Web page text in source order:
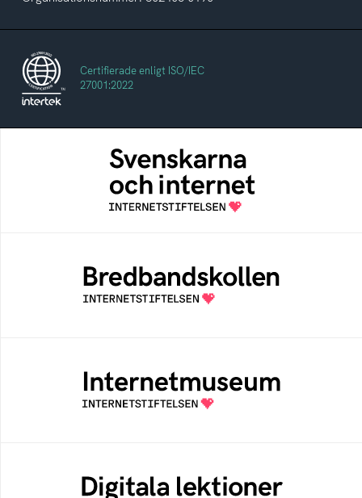
Certifierade enligt ISO/IEC
27001:2022
Svenskarna och internet
En årlig studie av svenska folkets
internetvanor
Bredbandskollen är ett oberoende
konsumentverktyg som drivs av
Internetstiftelsen
Ett digitalt museum som byggts, och kureras
av Internetstiftelsen
Öppen digital lärresurs med färdiga lektioner